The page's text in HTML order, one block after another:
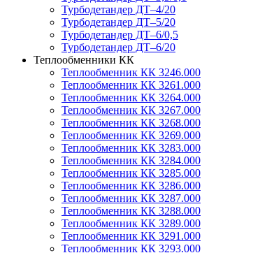
Турбодетандер ДТ–4/20
Турбодетандер ДТ–5/20
Турбодетандер ДТ–6/0,5
Турбодетандер ДТ–6/20
Теплообменники КК
Теплообменник КК 3246.000
Теплообменник КК 3261.000
Теплообменник КК 3264.000
Теплообменник КК 3267.000
Теплообменник КК 3268.000
Теплообменник КК 3269.000
Теплообменник КК 3283.000
Теплообменник КК 3284.000
Теплообменник КК 3285.000
Теплообменник КК 3286.000
Теплообменник КК 3287.000
Теплообменник КК 3288.000
Теплообменник КК 3289.000
Теплообменник КК 3291.000
Теплообменник КК 3293.000